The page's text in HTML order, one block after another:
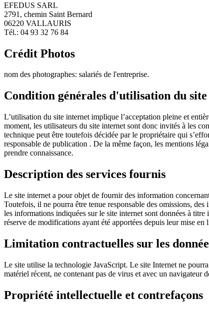
EFEDUS SARL
2791, chemin Saint Bernard
06220 VALLAURIS
Tél.: 04 93 32 76 84
Crédit Photos
nom des photographes: salariés de l'entreprise.
Condition générales d'utilisation du site
L’utilisation du site internet implique l’acceptation pleine et
moment, les utilisateurs du site internet sont donc invités à les
technique peut être toutefois décidée par le propriétaire qui
responsable de publication . De la même façon, les mentions
prendre connaissance.
Description des services fournis
Le site internet a pour objet de fournir des information
Toutefois, il ne pourra être tenue responsable des omissions,
les informations indiquées sur le site internet sont données à
réserve de modifications ayant été apportées depuis leur mise en
Limitation contractuelles sur les
Le site utilise la technologie JavaScript. Le site Internet ne
matériel récent, ne contenant pas de virus et avec un navigateur
Propriété intellectuelle et contrefaçons